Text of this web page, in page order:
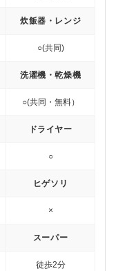
炊飯器・レンジ
○(共同)
洗濯機・乾燥機
○(共同・無料）
ドライヤー
○
ヒゲソリ
×
スーパー
徒歩2分